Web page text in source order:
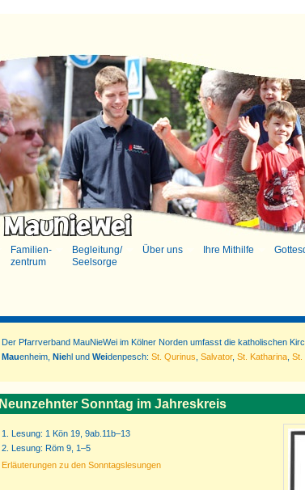
Familien-
zentrum
Begleitung/
Seelsorge
Über uns Ihre Mithilfe
Der Pfarrverband MauNieWei im Kölner Norden umfasst die katholischen
Mauenheim, Niehl und Weidenpesch: St. Qurinus Salvator, St. Katharina St.
Neunzehnter Sonntag im Jahreskreis
1. Lesung: 1 Kön 19, 9ab.11b–13
2. Lesung: Röm 9, 1–5
Erläuterungen zu den Sonntagslesungen